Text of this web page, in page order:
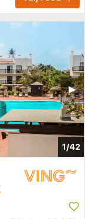
1/42
▶︎